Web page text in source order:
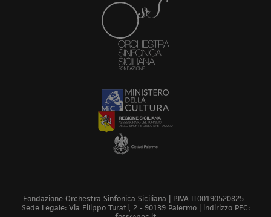
Fondazione Orchestra Sinfonica Siciliana | P.IVA IT00190520825 -
Sede Legale: Via Filippo Turati, 2 - 90139 Palermo | indirizzo PEC: